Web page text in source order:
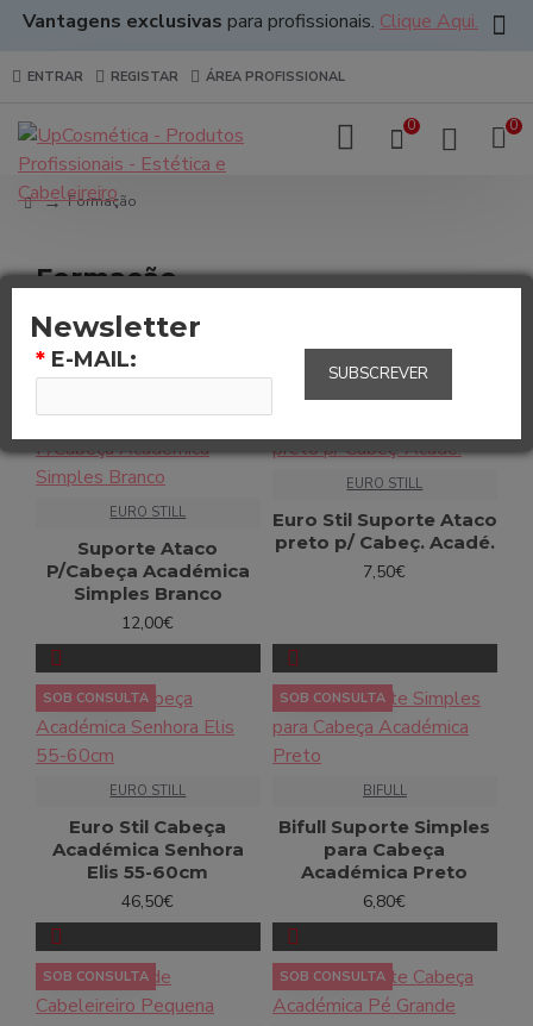
Vantagens exclusivas para profissionais. Clique Aqui.
ENTRAR REGISTAR ÁREA PROFISSIONAL
0 0
Formação
Formação
SOB CONSULTA
EURO STILL
Suporte Ataco
P/Cabeça Académica
Simples Branco
12,00€
EURO STILL
Euro Stil Suporte Ataco
preto p/ Cabeç. Acadé.
7,50€
SOB CONSULTA
EURO STILL
Euro Stil Cabeça
Académica Senhora
Elis 55-60cm
46,50€
SOB CONSULTA
BIFULL
Bifull Suporte Simples
para Cabeça
Académica Preto
6,80€
SOB CONSULTA SOB CONSULTA
Newsletter
* E-MAIL:
SUBSCREVER